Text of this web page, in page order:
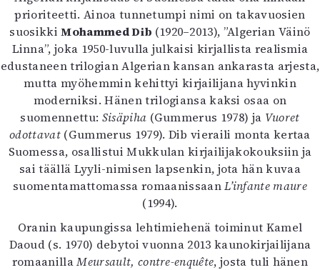
2–3/2026
1/2026
6/2025
5/2025 saame
5/2025
Lehtiarkisto
Info
Tilaus ja irtonumerot
Yhteistyössä
Toimitus
Kaltio ry
prioriteetti. Ainoa tunnetumpi nimi on takavuosien
suosikkiMohammed Dib (1920–2013), ”Algerian Väinö
Linna”, joka 1950-luvulla julkaisi kirjallista realismia
edustaneen trilogian Algerian kansan ankarasta arjesta,
mutta myöhemmin kehittyi kirjailijana hyvinkin
moderniksi. Hänen trilogiansa kaksi osaa on
suomennettu: Sisäpiha (Gummerus 1978) ja Vuoret
odottavat (Gummerus 1979). Dib vieraili monta kertaa
Suomessa, osallistui Mukkulan kirjailijakokouksiin ja
sai täällä Lyyli-nimisen lapsenkin, jota hän kuvaa
suomentamattomassa romaanissaanL’infante maure
(1994).
Oranin kaupungissa lehtimiehenä toiminut Kamel
Daoud (s. 1970) debytoi vuonna 2013 kaunokirjailijana
romaanillaMeursault, contre-enquête, josta tuli hänen